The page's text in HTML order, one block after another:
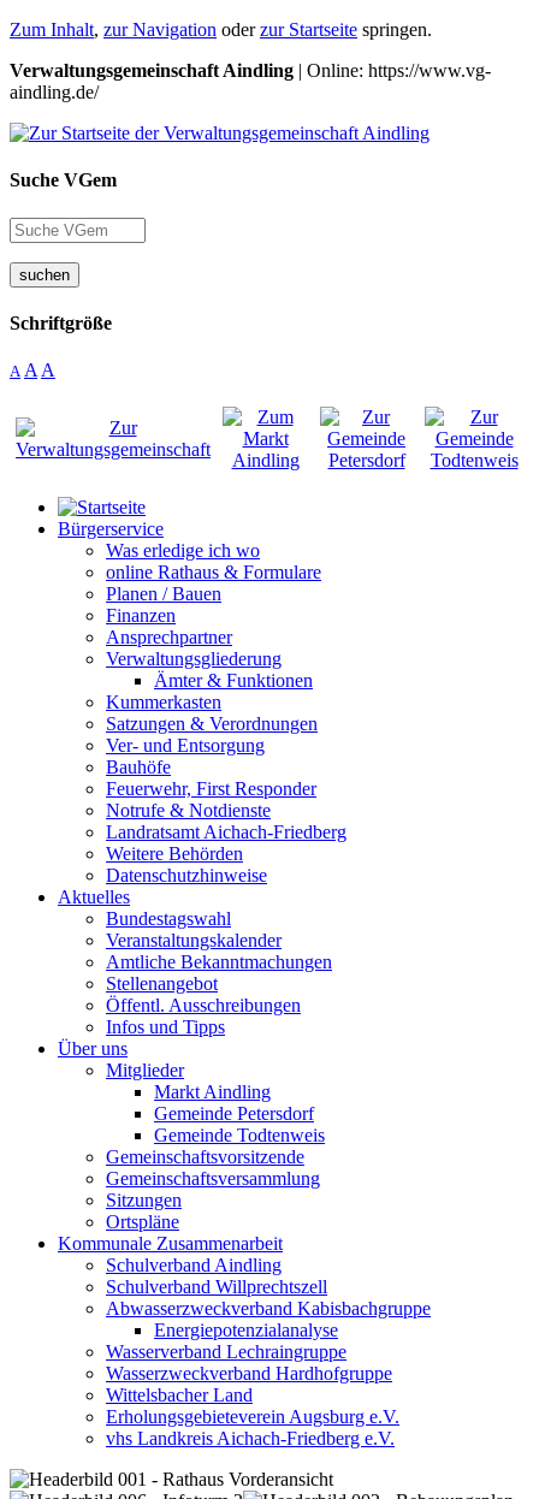
Zum Inhalt, zur Navigation oderzur Startseite springen.
Verwaltungsgemeinschaft Aindling | Online: https://www.vg-
aindling.de/
Suche VGem
suchen
Schriftgröße
A A A
Bürgerservice
Was erledige ich wo
online Rathaus & Formulare
Planen / Bauen
Finanzen
Ansprechpartner
Verwaltungsgliederung
Ämter & Funktionen
Kummerkasten
Satzungen & Verordnungen
Ver- und Entsorgung
Bauhöfe
Feuerwehr, First Responder
Notrufe & Notdienste
Landratsamt Aichach-Friedberg
Weitere Behörden
Datenschutzhinweise
Aktuelles
Bundestagswahl
Veranstaltungskalender
Amtliche Bekanntmachungen
Stellenangebot
Öffentl. Ausschreibungen
Infos und Tipps
Über uns
Mitglieder
Markt Aindling
Gemeinde Petersdorf
Gemeinde Todtenweis
Gemeinschaftsvorsitzende
Gemeinschaftsversammlung
Sitzungen
Ortspläne
Kommunale Zusammenarbeit
Schulverband Aindling
Schulverband Willprechtszell
Abwasserzweckverband Kabisbachgruppe
Energiepotenzialanalyse
Wasserverband Lechraingruppe
Wasserzweckverband Hardhofgruppe
Wittelsbacher Land
Erholungsgebieteverein Augsburg e.V.
vhs Landkreis Aichach-Friedberg e.V.